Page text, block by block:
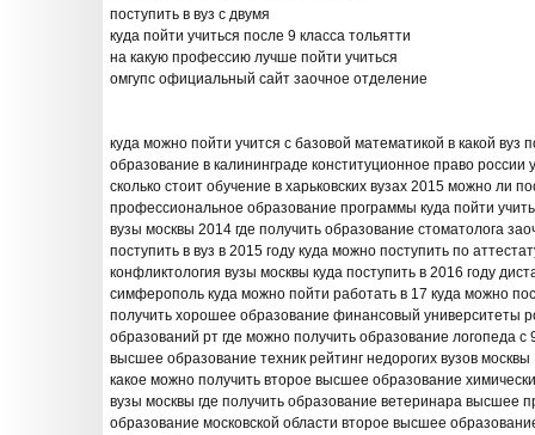
поступить в вуз с двумя
куда пойти учиться после 9 класса тольятти
на какую профессию лучше пойти учиться
омгупс официальный сайт заочное отделение
куда можно пойти учится с базовой математикой в какой вуз
образование в калининграде конституционное право россии
сколько стоит обучение в харьковских вузах 2015 можно ли
профессиональное образование программы куда пойти
вузы москвы 2014 где получить образование стоматолога
поступить в вуз в 2015 году куда можно поступить по
конфликтология вузы москвы куда поступить в 2016 году
симферополь куда можно пойти работать в 17 куда можно
получить хорошее образование финансовый университеты
образований рт где можно получить образование логопеда с
высшее образование техник рейтинг недорогих вузов москвы
какое можно получить второе высшее образование
вузы москвы где получить образование ветеринара высшее
образование московской области второе высшее